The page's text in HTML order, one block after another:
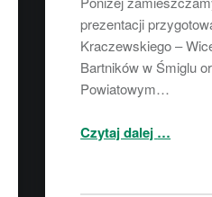
prezentacji
Kraczewskiego –
Bartników w Śmiglu
Powiatowym…
Czytaj dalej …